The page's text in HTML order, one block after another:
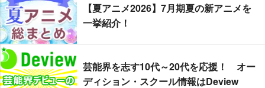
【夏アニメ2026】7月期夏の新アニメを
一挙紹介！
芸能界を志す10代～20代を応援！ オー
ディション・スクール情報はDeview